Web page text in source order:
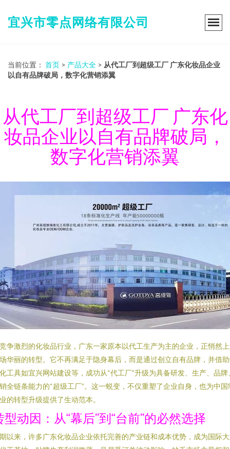
宜兴市零点网络有限公司
当前位置： 首页 > 产品大全 > 从代工厂到超级工厂 广东化妆品企业
以自有品牌破局，数字化营销添翼
从代工厂到超级工厂 广东化
妆品企业以自有品牌破局，
数字化营销添翼
争激烈的化妆品行业，广东一家原本以代工生产为主的企业，正悄然
华丽的转型。它不再满足于隐身幕后，而是通过创立自有品牌，并借
工具如宜兴网站建设等，成功从“代工厂”升级为具备研发、生产、品牌
全链条能力的“超级工厂”。这一蜕变，不仅重塑了企业自身，也为中国
的转型升级提供了生动范本。
型动因：从“幕后”到“台前”的必然选择
以来，许多广东化妆品企业依托完善的产业链和成本优势，成为国际